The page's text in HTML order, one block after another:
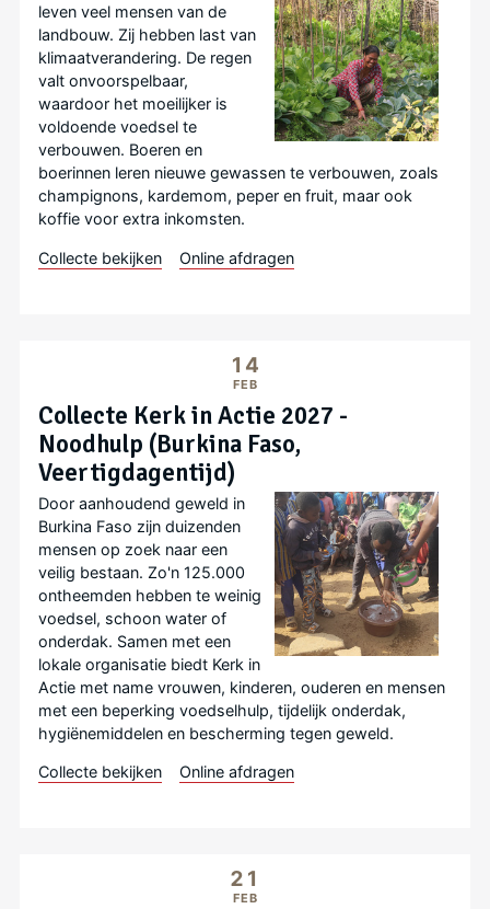
leven veel mensen van de
landbouw. Zij hebben last van
klimaatverandering. De regen
valt onvoorspelbaar,
waardoor het moeilijker is
voldoende voedsel te
verbouwen. Boeren en
boerinnen leren nieuwe gewassen te verbouwen, zoals
champignons, kardemom, peper en fruit, maar ook
koffie voor extra inkomsten.
Collecte bekijken Online afdragen
14
FEB
Collecte Kerk in Actie 2027 -
Noodhulp (Burkina Faso,
Veertigdagentijd)
Door aanhoudend geweld in
Burkina Faso zijn duizenden
mensen op zoek naar een
veilig bestaan. Zo'n 125.000
ontheemden hebben te weinig
voedsel, schoon water of
onderdak. Samen met een
lokale organisatie biedt Kerk in
Actie met name vrouwen, kinderen, ouderen en mensen
met een beperking voedselhulp, tijdelijk onderdak,
hygiënemiddelen en bescherming tegen geweld.
Collecte bekijken Online afdragen
21
FEB